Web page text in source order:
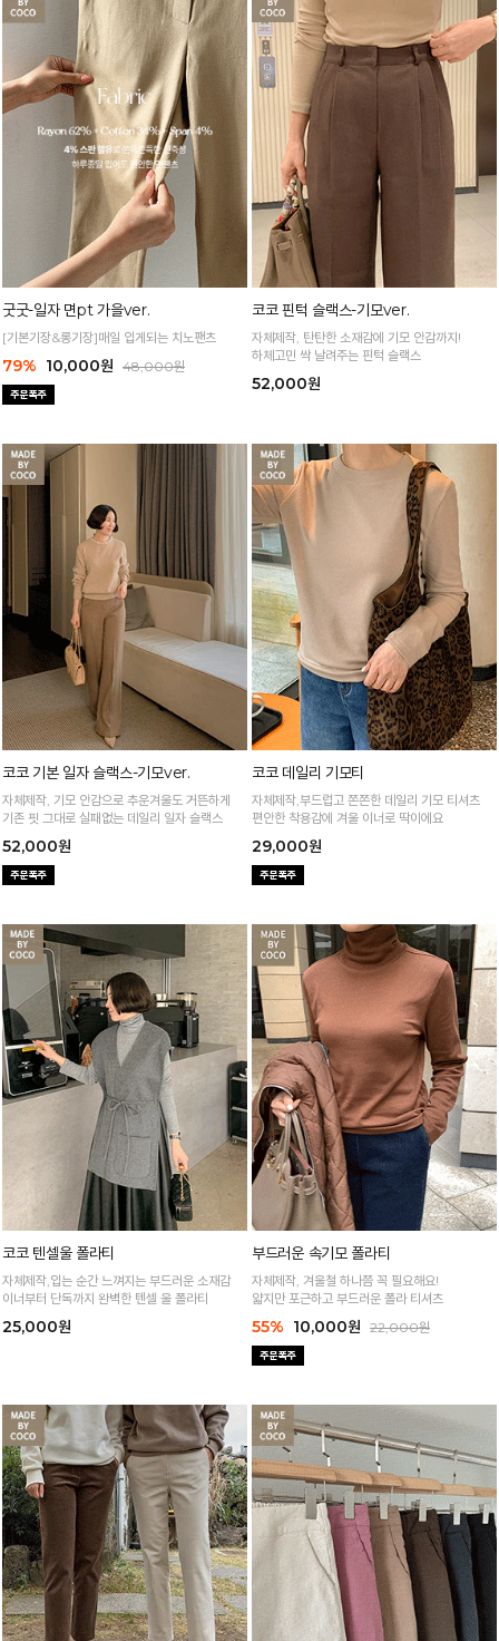
굿굿-일자 면pt 가을ver.
[기본기장&롱기장]매일 입게되는 치노팬츠
79% 10,000원 48,000원
코코 핀턱 슬랙스-기모ver.
자체제작, 탄탄한 소재감에 기모 안감까지!
하체고민 싹 날려주는 핀턱 슬랙스
52,000원
코코 기본 일자 슬랙스-기모ver.
자체제작, 기모 안감으로 추운겨울도 거뜬하게
기존 핏 그대로 실패없는 데일리 일자 슬랙스
52,000원
코코 데일리 기모티
자체제작,부드럽고 쫀쫀한 데일리 기모 티셔츠
편안한 착용감에 겨울 이너로 딱이에요
29,000원
코코 텐셀울 폴라티
자체제작,입는 순간 느껴지는 부드러운 소재감
이너부터 단독까지 완벽한 텐셀 울 폴라티
25,000원
부드러운 속기모 폴라티
자체제작, 겨울철 하나쯤 꼭 필요해요!
얇지만 포근하고 부드러운 폴라 티셔츠
55% 10,000원 22,000원